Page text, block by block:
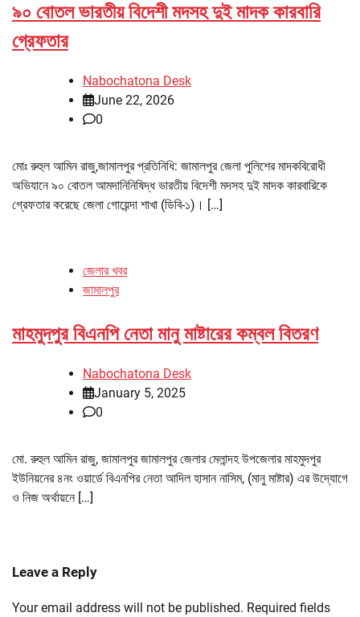
৯০ বোতল ভারতীয় বিদেশী মদসহ দুই মাদক কারবারি
গ্রেফতার
Nabochatona Desk
June 22, 2026
0
মোঃ রুহুল আমিন রাজু,জামালপুর প্রতিনিধি: জামালপুর জেলা পুলিশের মাদকবিরোধী
অভিযানে ৯০ বোতল আমদানিনিষিদ্ধ ভারতীয় বিদেশী মদসহ দুই মাদক কারবারিকে
গ্রেফতার করেছে জেলা গোয়েন্দা শাখা (ডিবি-১)। […]
জেলার খবর
জামালপুর
মাহমুদপুর বিএনপি নেতা মানু মাষ্টারের কম্বল বিতরণ
Nabochatona Desk
January 5, 2025
0
মো. রুহুল আমিন রাজু, জামালপুর জামালপুর জেলার মেলান্দহ উপজেলার মাহমুদপুর
ইউনিয়নের ৪নং ওয়ার্ডে বিএনপির নেতা আদিল হাসান নাসিম, (মানু মাষ্টার) এর উদ্যোগে
ও নিজ অর্থায়নে […]
Leave a Reply
Your email address will not be published. Required fields